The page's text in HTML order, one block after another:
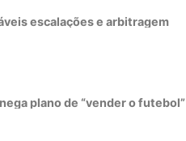
escalações e arbitragem
plano de “vender o futebol”